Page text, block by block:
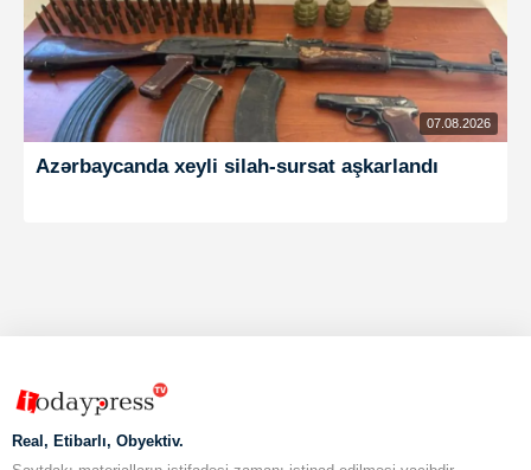
07.08.2026
Azərbaycanda xeyli silah-sursat aşkarlandı
Real, Etibarlı, Obyektiv.